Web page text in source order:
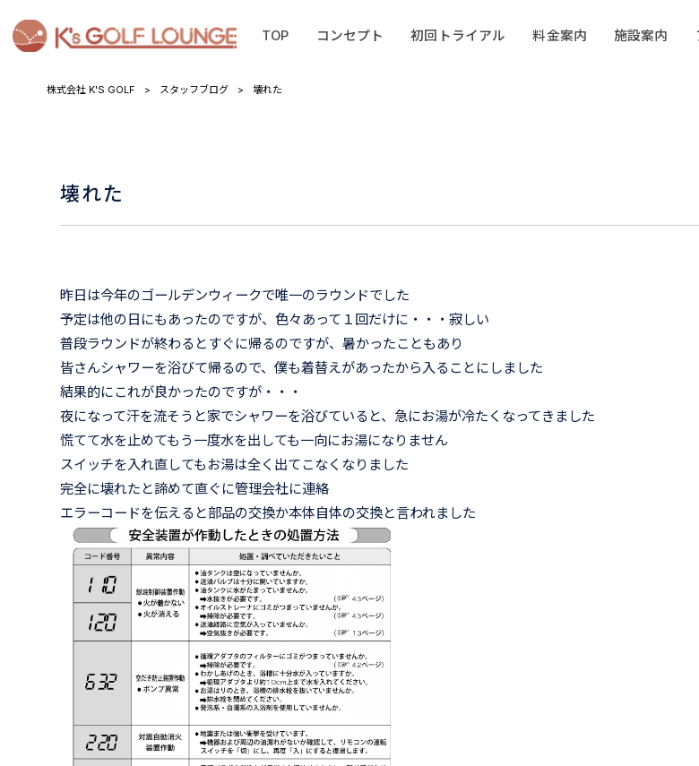
TOP コンセプト 初回トライアル 料金案内 施設案内
株式会社 K'S GOLF > スタッフブログ > 壊れた
壊れた
昨日は今年のゴールデンウィークで唯一のラウンドでした
予定は他の日にもあったのですが、色々あって１回だけに・・・寂しい
普段ラウンドが終わるとすぐに帰るのですが、暑かったこともあり
皆さんシャワーを浴びて帰るので、僕も着替えがあったから入ることにしました
結果的にこれが良かったのですが・・・
夜になって汗を流そうと家でシャワーを浴びていると、急にお湯が冷たくなってきました
慌てて水を止めてもう一度水を出しても一向にお湯になりません
スイッチを入れ直してもお湯は全く出てこなくなりました
完全に壊れたと諦めて直ぐに管理会社に連絡
エラーコードを伝えると部品の交換か本体自体の交換と言われました